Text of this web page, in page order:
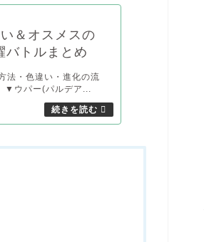
＆オスメスの
バトルまとめ
法・色違い・進化の流
▼ウパー(パルデア...